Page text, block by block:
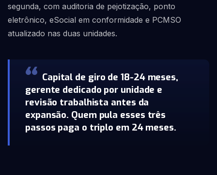
segunda, com auditoria de pejotização, ponto
eletrônico, eSocial em conformidade e PCMSO
atualizado nas duas unidades.
Capital de giro de 18-24 meses,
gerente dedicado por unidade e
revisão trabalhista antes da
expansão. Quem pula esses três
passos paga o triplo em 24 meses.